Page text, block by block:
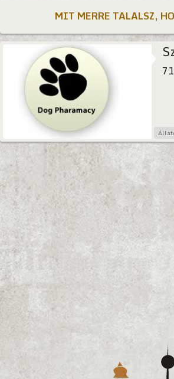
MIT MERRE TALALSZ,